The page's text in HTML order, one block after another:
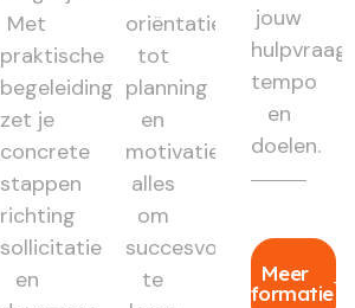
Met
praktische
begeleiding
zet je
concrete
stappen
richting
sollicitatie
en
oriëntatie
tot
planning
en
motivatie:
alles
om
succesvol
te
jouw
hulpvraag,
tempo
en
doelen.
Meer
informatie